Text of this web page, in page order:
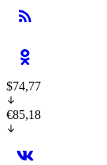
$74,77
€85,18